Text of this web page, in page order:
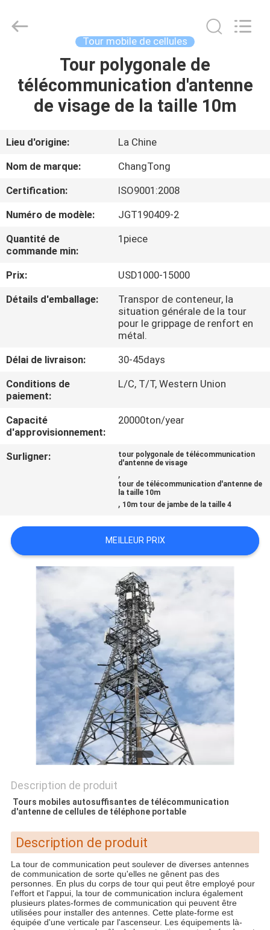
MAISON
PRODUITS
AU
SUJET
DE
VISITE
CONTRÔLE
CONTACTEZ-
NOUS
NOUVELLES
PLAN
PRIVACY
POLICY
Structure
Tour mobile de cellules
Tour polygonale de
télécommunication d'antenne
de visage de la taille 10m
Lieu d'origine:
La Chine
Nom de marque:
ChangTong
Certification:
ISO9001:2008
Numéro de modèle:
JGT190409-2
Quantité de
commande min:
1piece
Prix:
USD1000-15000
Détails d'emballage:
Transpor de conteneur, la
situation générale de la tour
pour le grippage de renfort en
métal.
Délai de livraison:
30-45days
Conditions de
paiement:
L/C, T/T, Western Union
Capacité
d'approvisionnement:
20000ton/year
Surligner:
tour polygonale de télécommunication
d'antenne de visage
,
tour de télécommunication d'antenne de
la taille 10m
, 10m tour de jambe de la taille 4
MEILLEUR PRIX
Description de produit
Tours mobiles autosuffisantes de télécommunication
d'antenne de cellules de téléphone portable
Description de produit
La tour de communication peut soulever de diverses antennes
de communication de sorte qu'elles ne gênent pas des
personnes. En plus du corps de tour qui peut être employé pour
l'effort et l'appui, la tour de communication inclura également
plusieurs plates-formes de communication qui peuvent être
utilisées pour installer des antennes. Cette plate-forme est
équipée d'une verticale par l'ascenseur. Les équipements là-